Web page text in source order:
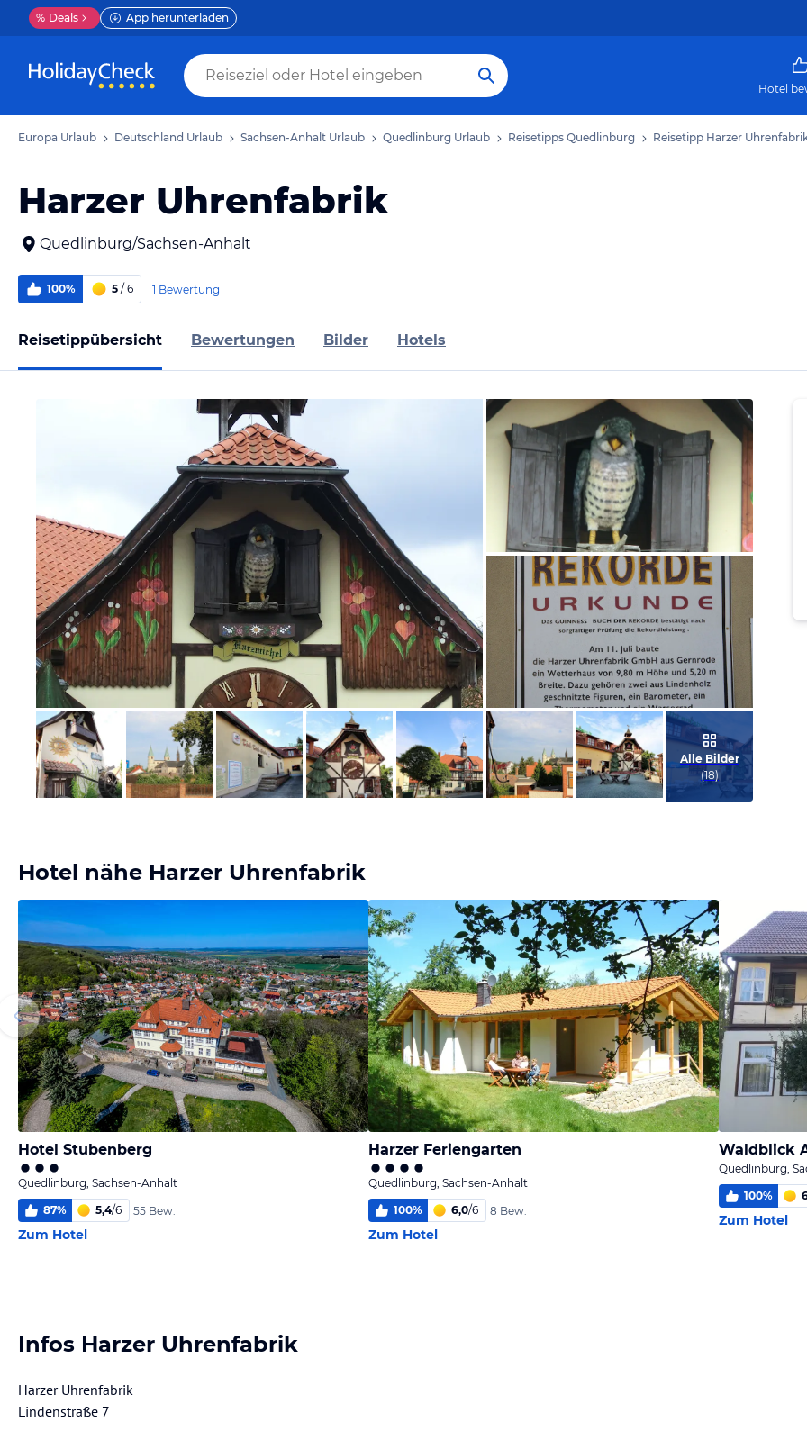
% Deals App herunterladen
Hotel
Europa Urlaub Deutschland Urlaub Sachsen-Anhalt Urlaub Quedlinburg Urlaub Reisetipps Quedlinburg Reisetipp Harzer
Harzer Uhrenfabrik
Quedlinburg/Sachsen-Anhalt
100% 5 / 6 1 Bewertung
Reisetippübersicht Bewertungen Bilder Hotels
Bild melden
von Karin
Bild melden
von Karin
Bild melden
von Wolfram
Alle Bilder
(18)
Hotel nähe Harzer Uhrenfabrik
Hotel Stubenberg
Quedlinburg, Sachsen-Anhalt
87% 5,4/6 55 Bew.
Zum Hotel
Harzer Feriengarten
Quedlinburg, Sachsen-Anhalt
100% 6,0/6 8 Bew.
Zum Hotel
Waldblick
Quedlinburg,
100%
Zum Hotel
Infos Harzer Uhrenfabrik
Harzer Uhrenfabrik
Lindenstraße 7